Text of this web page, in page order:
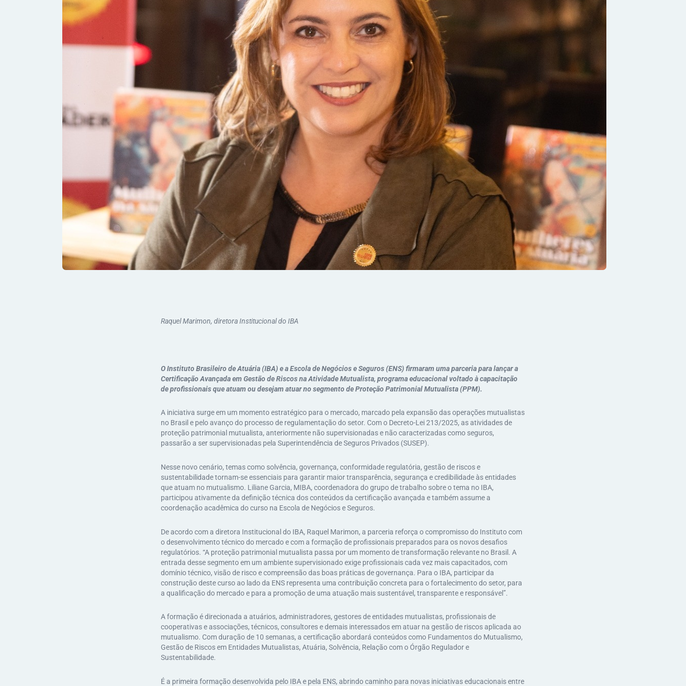
Raquel Marimon, diretora Institucional do IBA
O Instituto Brasileiro de Atuária (IBA) e a Escola de Negócios e Seguros (ENS) firmaram uma parceria para lançar a
Certificação Avançada em Gestão de Riscos na Atividade Mutualista, programa educacional voltado à capacitação
de profissionais que atuam ou desejam atuar no segmento de Proteção Patrimonial Mutualista (PPM).
A iniciativa surge em um momento estratégico para o mercado, marcado pela expansão das operações mutualistas
no Brasil e pelo avanço do processo de regulamentação do setor. Com o Decreto-Lei 213/2025, as atividades de
proteção patrimonial mutualista, anteriormente não supervisionadas e não caracterizadas como seguros,
passarão a ser supervisionadas pela Superintendência de Seguros Privados (SUSEP).
Nesse novo cenário, temas como solvência, governança, conformidade regulatória, gestão de riscos e
sustentabilidade tornam-se essenciais para garantir maior transparência, segurança e credibilidade às entidades
que atuam no mutualismo. Liliane Garcia, MIBA, coordenadora do grupo de trabalho sobre o tema no IBA,
participou ativamente da definição técnica dos conteúdos da certificação avançada e também assume a
coordenação acadêmica do curso na Escola de Negócios e Seguros.
De acordo com a diretora Institucional do IBA, Raquel Marimon, a parceria reforça o compromisso do Instituto com
o desenvolvimento técnico do mercado e com a formação de profissionais preparados para os novos desafios
regulatórios. “A proteção patrimonial mutualista passa por um momento de transformação relevante no Brasil. A
entrada desse segmento em um ambiente supervisionado exige profissionais cada vez mais capacitados, com
domínio técnico, visão de risco e compreensão das boas práticas de governança. Para o IBA, participar da
construção deste curso ao lado da ENS representa uma contribuição concreta para o fortalecimento do setor, para
a qualificação do mercado e para a promoção de uma atuação mais sustentável, transparente e responsável”.
A formação é direcionada a atuários, administradores, gestores de entidades mutualistas, profissionais de
cooperativas e associações, técnicos, consultores e demais interessados em atuar na gestão de riscos aplicada ao
mutualismo. Com duração de 10 semanas, a certificação abordará conteúdos como Fundamentos do Mutualismo,
Gestão de Riscos em Entidades Mutualistas, Atuária, Solvência, Relação com o Órgão Regulador e
Sustentabilidade.
É a primeira formação desenvolvida pelo IBA e pela ENS, abrindo caminho para novas iniciativas educacionais entre